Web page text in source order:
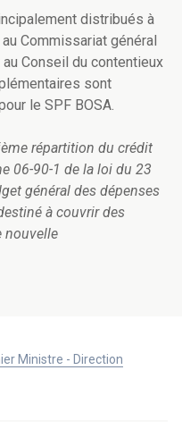
distribués à
Commissariat général
Conseil du contentieux
sont
le SPF BOSA.
répartition du crédit
06-90-1 de la loi du 23
général des dépenses
à couvrir des
nouvelle
Ministre - Direction